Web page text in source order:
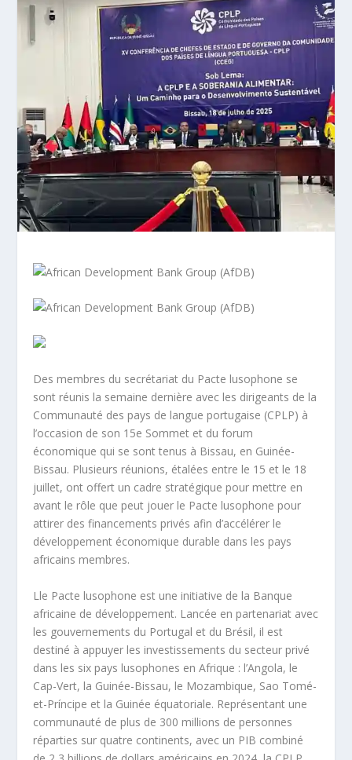
Des membres du secrétariat du Pacte lusophone se
sont réunis la semaine dernière avec les dirigeants de la
Communauté des pays de langue portugaise (CPLP) à
l’occasion de son 15e Sommet et du forum
économique qui se sont tenus à Bissau, en Guinée-
Bissau. Plusieurs réunions, étalées entre le 15 et le 18
juillet, ont offert un cadre stratégique pour mettre en
avant le rôle que peut jouer le Pacte lusophone pour
attirer des financements privés afin d’accélérer le
développement économique durable dans les pays
africains membres.
Lle Pacte lusophone est une initiative de la Banque
africaine de développement. Lancée en partenariat avec
les gouvernements du Portugal et du Brésil, il est
destiné à appuyer les investissements du secteur privé
dans les six pays lusophones en Afrique : l’Angola, le
Cap-Vert, la Guinée-Bissau, le Mozambique, Sao Tomé-
et-Príncipe et la Guinée équatoriale. Représentant une
communauté de plus de 300 millions de personnes
réparties sur quatre continents, avec un PIB combiné